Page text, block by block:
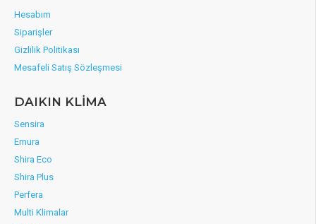
Hesabım
Siparişler
Gizlilik Politikası
Mesafeli Satış Sözleşmesi
DAIKIN KLİMA
Sensira
Emura
Shira Eco
Shira Plus
Perfera
Multi Klimalar